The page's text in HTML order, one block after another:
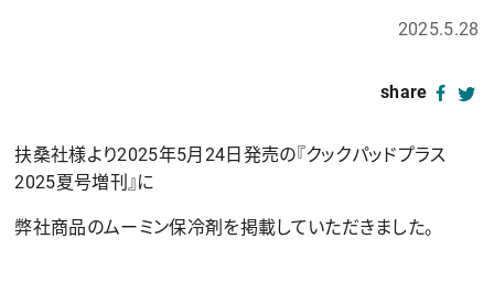
2025.5.28
share
扶桑社様より2025年5月24日発売の『クックパッドプラス
2025夏号増刊』に
弊社商品のムーミン保冷剤を掲載していただきました。